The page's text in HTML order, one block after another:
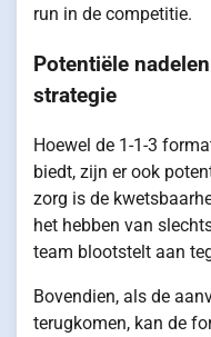
run in de competitie.
Potentiële
strategie
Hoewel de 1-1-3
biedt, zijn er ook
zorg is de
het hebben van
team blootstelt aan
Bovendien, als de
terugkomen, kan de